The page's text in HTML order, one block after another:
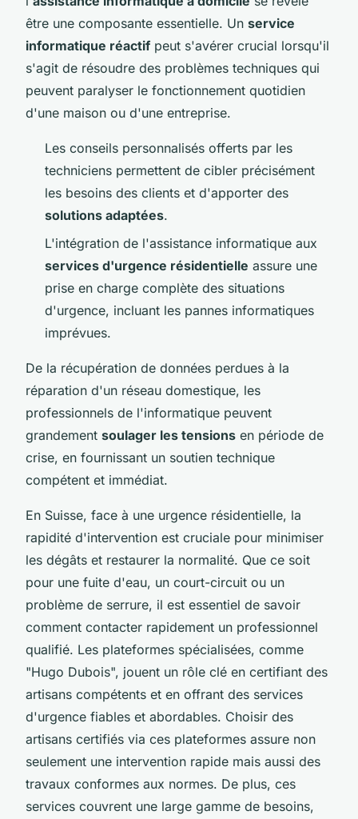
être une composante essentielle. Un service
informatique réactif peut s'avérer crucial lorsqu'il
s'agit de résoudre des problèmes techniques qui
peuvent paralyser le fonctionnement quotidien
d'une maison ou d'une entreprise.
Les conseils personnalisés offerts par les
techniciens permettent de cibler précisément
les besoins des clients et d'apporter des
solutions adaptées.
L'intégration de l'assistance informatique aux
services d'urgence résidentielle assure une
prise en charge complète des situations
d'urgence, incluant les pannes informatiques
imprévues.
De la récupération de données perdues à la
réparation d'un réseau domestique, les
professionnels de l'informatique peuvent
grandement soulager les tensions en période de
crise, en fournissant un soutien technique
compétent et immédiat.
En Suisse, face à une urgence résidentielle, la
rapidité d'intervention est cruciale pour minimiser
les dégâts et restaurer la normalité. Que ce soit
pour une fuite d'eau, un court-circuit ou un
problème de serrure, il est essentiel de savoir
comment contacter rapidement un professionnel
qualifié. Les plateformes spécialisées, comme
"Hugo Dubois", jouent un rôle clé en certifiant des
artisans compétents et en offrant des services
d'urgence fiables et abordables. Choisir des
artisans certifiés via ces plateformes assure non
seulement une intervention rapide mais aussi des
travaux conformes aux normes. De plus, ces
services couvrent une large gamme de besoins,